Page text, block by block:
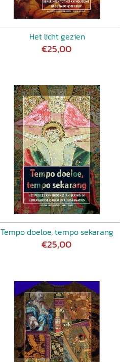
Het licht gezien
€25,00
Tempo doeloe, tempo sekarang
€25,00